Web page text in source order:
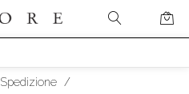
Spedizione /